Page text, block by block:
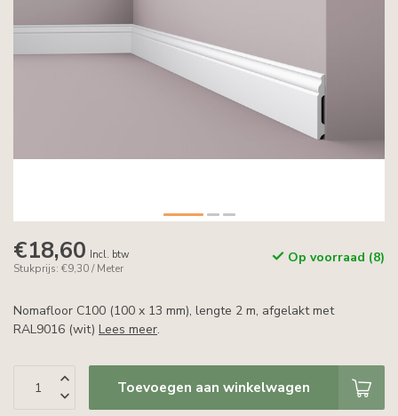
€18,60 Incl. btw
Stukprijs: €9,30 / Meter
Op voorraad (8)
Nomafloor C100 (100 x 13 mm), lengte 2 m, afgelakt met
RAL9016 (wit) Lees meer.
Toevoegen aan winkelwagen